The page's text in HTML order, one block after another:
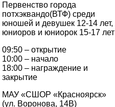
Первенство города
потхэквандо(ВТФ) среди
юношей и девушек 12-14 лет,
юниоров и юниорок 15-17 лет
09:50 – открытие
10:00 – начало
18:00 – награждение и
закрытие
МАУ «СШОР «Красноярск»
(ул. Воронова, 14В)